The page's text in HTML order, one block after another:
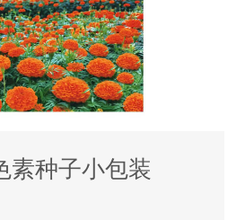
素种子小包装